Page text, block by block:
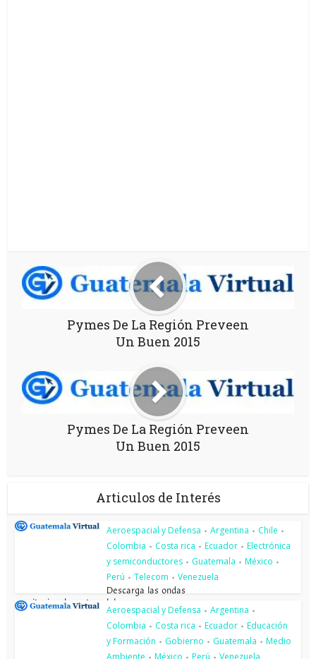
Pymes De La Región Preveen
Un Buen 2015
Pymes De La Región Preveen
Un Buen 2015
Articulos de Interés
Aeroespacial y Defensa • Argentina • Chile •
Colombia • Costa rica • Ecuador • Electrónica
y semiconductores • Guatemala • México •
Perú • Telecom • Venezuela
Descarga las ondas
gravitacionales a tu celular o pc...
Aeroespacial y Defensa • Argentina •
Colombia • Costa rica • Ecuador • Educación
y Formación • Gobierno • Guatemala • Medio